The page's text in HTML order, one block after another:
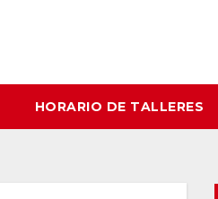
HORARIO DE TALLERES